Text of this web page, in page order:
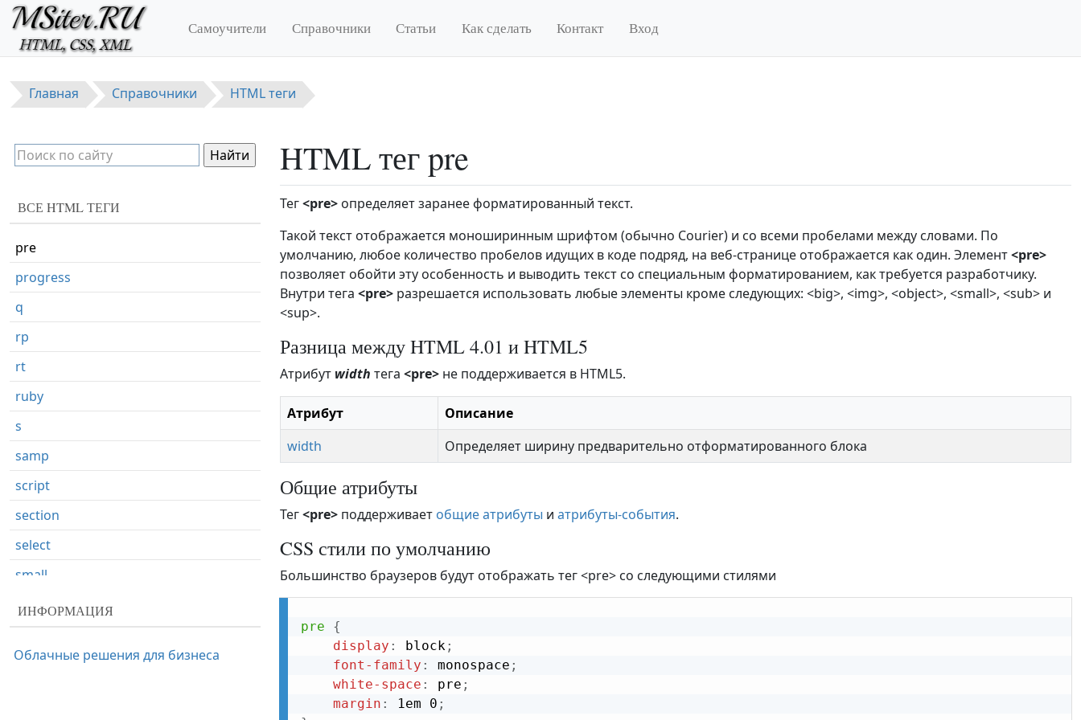
Перейти к основному содержанию
Самоучители Справочники Статьи Как сделать Контакт Вход
Главная Справочники HTML теги
HTML тег pre
Тег<pre> определяет заранее форматированный текст.
Такой текст отображается моноширинным шрифтом (обычно Courier) и со всеми пробелами между словами. По
умолчанию, любое количество пробелов идущих в коде подряд, на веб-странице отображается как один. Элемент<pre>
позволяет обойти эту особенность и выводить текст со специальным форматированием, как требуется разработчику.
Внутри тега <pre> разрешается использовать любые элементы кроме следующих: <big>, <img>, <object>, <small>, <sub> и
<sup>.
Разница между HTML 4.01 и HTML5
Атрибут width тега <pre> не поддерживается в HTML5.
Атрибут
Описание
width
Определяет ширину предварительно отформатированного блока
Общие атрибуты
Тег<pre> поддерживает общие атрибуты и атрибуты-события.
CSS стили по умолчанию
Большинство браузеров будут отображать тег <pre> со следующими стилями
pre
{
display : block;
font-family : monospace ;
white-space : pre ;
margin : 1em 0 ;
ВСЕ HTML ТЕГИ
noscript
object
optgroup
output
param
pre
progress
q
rp
rt
ruby
s
samp
script
section
select
small
source
strike
ИНФОРМАЦИЯ
Облачные решения для бизнеса